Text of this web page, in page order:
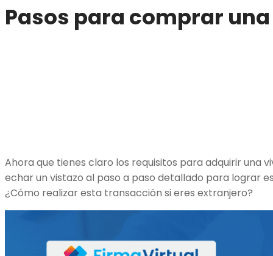
Pasos para comprar
Ahora que tienes claro los requisitos para adquirir una
echar un vistazo al paso a paso detallado para lograr
¿Cómo realizar esta transacción si eres extranjero?